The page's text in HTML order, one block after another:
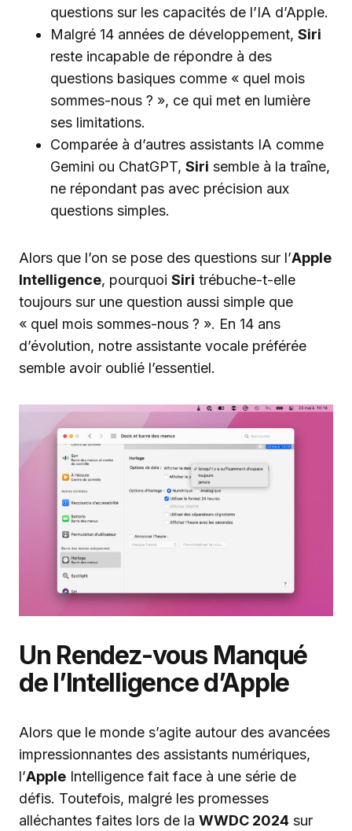
questions sur les capacités de l’IA d’Apple.
Malgré 14 années de développement, Siri
reste incapable de répondre à des
questions basiques comme « quel mois
sommes-nous ? », ce qui met en lumière
ses limitations.
Comparée à d’autres assistants IA comme
Gemini ou ChatGPT, Siri semble à la traîne,
ne répondant pas avec précision aux
questions simples.
Alors que l’on se pose des questions sur l’Apple
Intelligence, pourquoi Siri trébuche-t-elle
toujours sur une question aussi simple que
« quel mois sommes-nous ? ». En 14 ans
d’évolution, notre assistante vocale préférée
semble avoir oublié l’essentiel.
Un Rendez-vous Manqué
de l’Intelligence d’Apple
Alors que le monde s’agite autour des avancées
impressionnantes des assistants numériques,
l’Apple Intelligence fait face à une série de
défis. Toutefois, malgré les promesses
alléchantes faites lors de la WWDC 2024 sur